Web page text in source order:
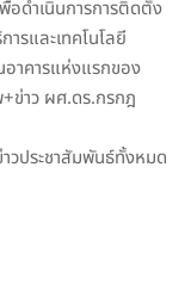
อดำเนินการการติดตั้ง
รและเทคโนโลยี
าคารแห่งแรกของ
ข่าว ผศ.ดร.กรกฎ
ประชาสัมพันธ์ทั้งหมด